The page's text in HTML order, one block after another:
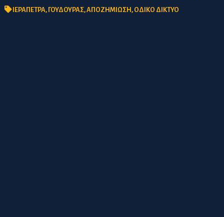
ΙΕΡΑΠΕΤΡΑ, ΓΟΥΔΟΥΡΑΣ,ΑΠΟΖΗΜΙΩΣΗ, ΟΔΙΚΟ ΔΙΚΤΥΟ